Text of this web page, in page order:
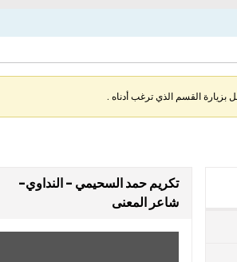
القسم الذي ترغب أدناه .
تكريم حمد السحيمي - النداوي-
شاعر المعنى